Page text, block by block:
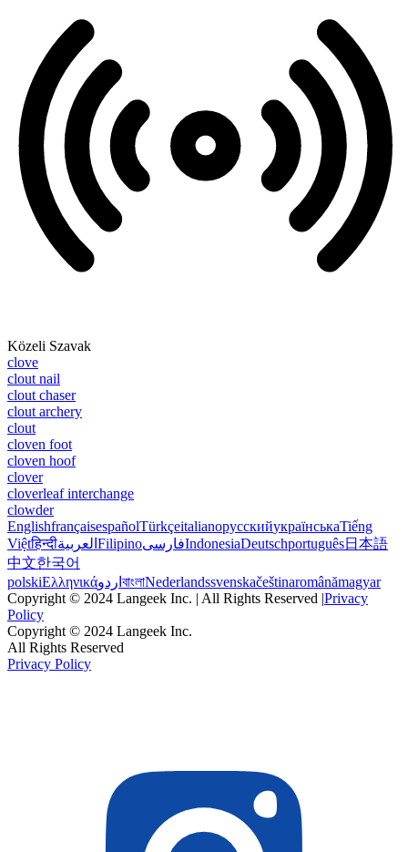
Közeli Szavak
clove
clout nail
clout chaser
clout archery
clout
cloven foot
cloven hoof
clover
cloverleaf interchange
clowder
EnglishfrançaisespañolTürkçeitalianoрусскийукраїнськаTiếng
Việtहिन्दीالعربية FilipinoفارسیIndonesiaDeutschportuguês日本語
中文한국어
polskiΕλληνικάاردو বাংলাNederlandssvenskačeštinaromânămagyar
Copyright © 2024 Langeek Inc. | All Rights Reserved |Privacy
Policy
Copyright © 2024 Langeek Inc.
All Rights Reserved
Privacy Policy